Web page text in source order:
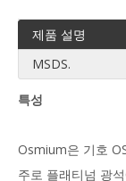
제품 설명
MSDS.
특성
Osmium은 기호
주로 플래티넘 광